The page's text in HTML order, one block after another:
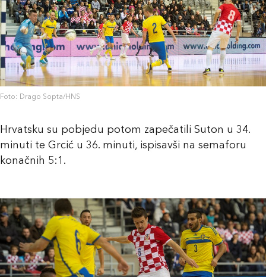
Foto: Drago Sopta/HNS
Hrvatsku su pobjedu potom zapečatili Suton u 34.
minuti te Grcić u 36. minuti, ispisavši na semaforu
konačnih 5:1.